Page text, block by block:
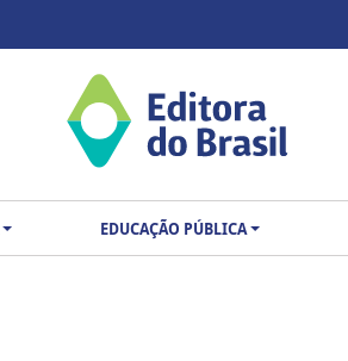
EDUCAÇÃO PÚBLICA